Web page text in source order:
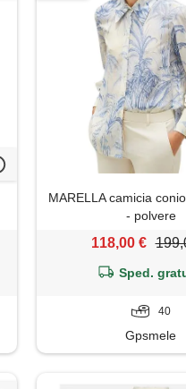
MARELLA camicia
- polvere
118,00 €
Sped.
40
Gpsmele